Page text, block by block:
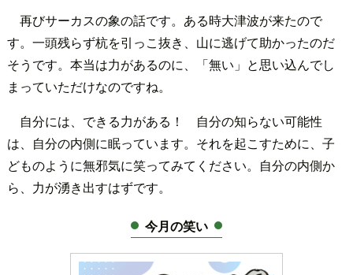
再びサーカスの象の話です。ある時大津波が来たので
す。一頭残らず杭を引っこ抜き、山に逃げて助かったのだ
そうです。本当は力があるのに、「無い」と思い込んでし
まっていただけなのですね。
自分には、できる力がある！ 自分の知らない可能性
は、自分の内側に眠っています。それを起こすために、子
どものように無邪気に笑ってみてください。自分の内側か
ら、力が湧き出すはずです。
今月の笑い